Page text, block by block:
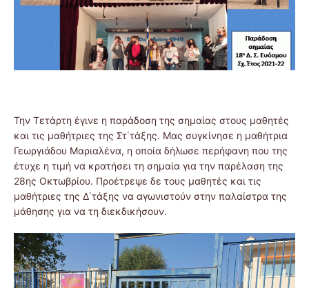
Την Τετάρτη έγινε η παράδοση της σημαίας στους μαθητές
και τις μαθήτριες της Στ΄τάξης. Μας συγκίνησε η μαθήτρια
Γεωργιάδου Μαριαλένα, η οποία δήλωσε περήφανη που της
έτυχε η τιμή να κρατήσει τη σημαία για την παρέλαση της
28ης Οκτωβρίου. Προέτρεψε δε τους μαθητές και τις
μαθήτριες της Δ΄τάξης να αγωνιστούν στην παλαίστρα της
μάθησης για να τη διεκδικήσουν.